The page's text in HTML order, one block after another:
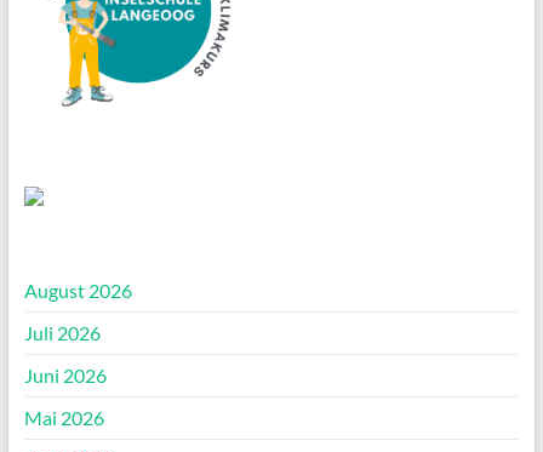
August 2026
Juli 2026
Juni 2026
Mai 2026